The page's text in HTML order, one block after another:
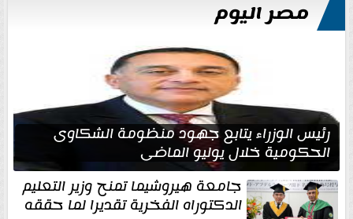
مصر اليوم
رئيس الوزراء يتابع جهود منظومة الشكاوى
الحكومية خلال يوليو الماضي
جامعة هيروشيما تمنح وزير التعليم
الدكتوراه الفخرية تقديرا لما حققه